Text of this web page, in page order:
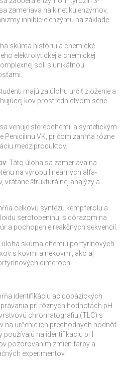
zameriava na kinetiku enzýmov,
inhibície enzýmu na základe
skúma históriu a chemické
elektrolytickej a chemickej
soli s unikátnou
majú za úlohu určiť zloženie a
kov prostredníctvom série
venuje stereochémii a syntetickým
Penicilínu VK, pričom zahŕňa rôzne
medziproduktov.
: Táto úloha sa zameriava na
na výrobu lineárnych alfa-
vrátane štrukturálnej analýzy a
celkovú syntézu kempferolu a
serotobenínu, s dôrazom na
a pochopenie reakčných sekvencií.
úloha skúma chémiu porfyrínových
s kovmi a nekovmi, ako aj
diméroch.
identifikáciu acidobázických
pri rôznych hodnotách pH.
chromatografiu (TLC) s
na určenie ich prechodných hodnôt
používajú na identifikáciu pH
pozorovaním zmien farby a
experimentov.